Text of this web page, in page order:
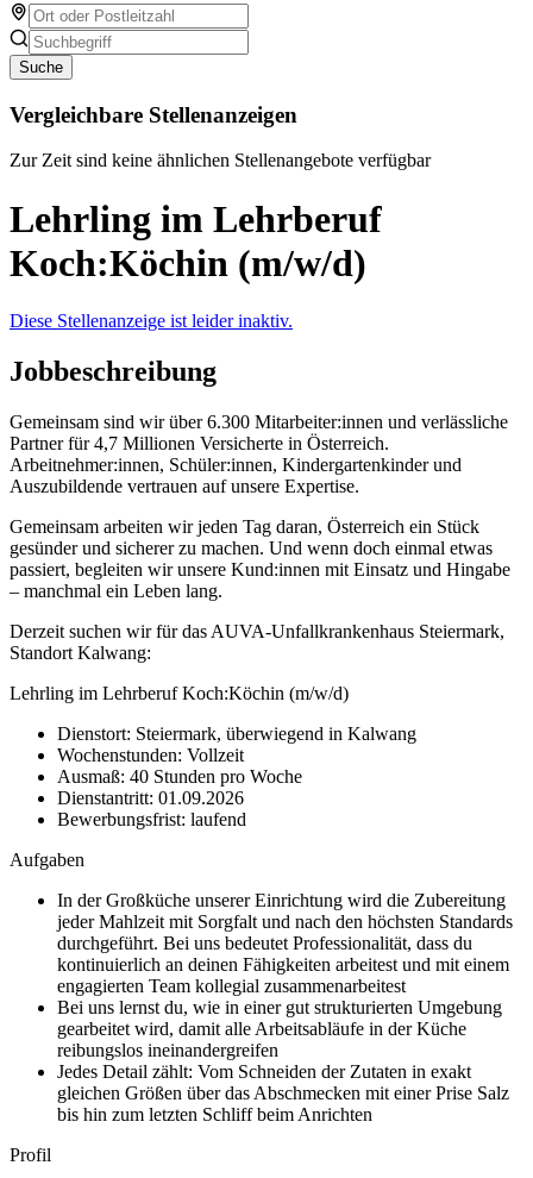
Suche
Vergleichbare Stellenanzeigen
Zur Zeit sind keine ähnlichen Stellenangebote verfügbar
Lehrling im Lehrberuf
Koch:Köchin (m/w/d)
Diese Stellenanzeige ist leider inaktiv.
Jobbeschreibung
Gemeinsam sind wir über 6.300 Mitarbeiter:innen und verlässliche
Partner für 4,7 Millionen Versicherte in Österreich.
Arbeitnehmer:innen, Schüler:innen, Kindergartenkinder und
Auszubildende vertrauen auf unsere Expertise.
Gemeinsam arbeiten wir jeden Tag daran, Österreich ein Stück
gesünder und sicherer zu machen. Und wenn doch einmal etwas
passiert, begleiten wir unsere Kund:innen mit Einsatz und Hingabe
– manchmal ein Leben lang.
Derzeit suchen wir für das AUVA-Unfallkrankenhaus Steiermark,
Standort Kalwang:
Lehrling im Lehrberuf Koch:Köchin (m/w/d)
Dienstort: Steiermark, überwiegend in Kalwang
Wochenstunden: Vollzeit
Ausmaß: 40 Stunden pro Woche
Dienstantritt: 01.09.2026
Bewerbungsfrist: laufend
Aufgaben
In der Großküche unserer Einrichtung wird die Zubereitung
jeder Mahlzeit mit Sorgfalt und nach den höchsten Standards
durchgeführt. Bei uns bedeutet Professionalität, dass du
kontinuierlich an deinen Fähigkeiten arbeitest und mit einem
engagierten Team kollegial zusammenarbeitest
Bei uns lernst du, wie in einer gut strukturierten Umgebung
gearbeitet wird, damit alle Arbeitsabläufe in der Küche
reibungslos ineinandergreifen
Jedes Detail zählt: Vom Schneiden der Zutaten in exakt
gleichen Größen über das Abschmecken mit einer Prise Salz
bis hin zum letzten Schliff beim Anrichten
Profil